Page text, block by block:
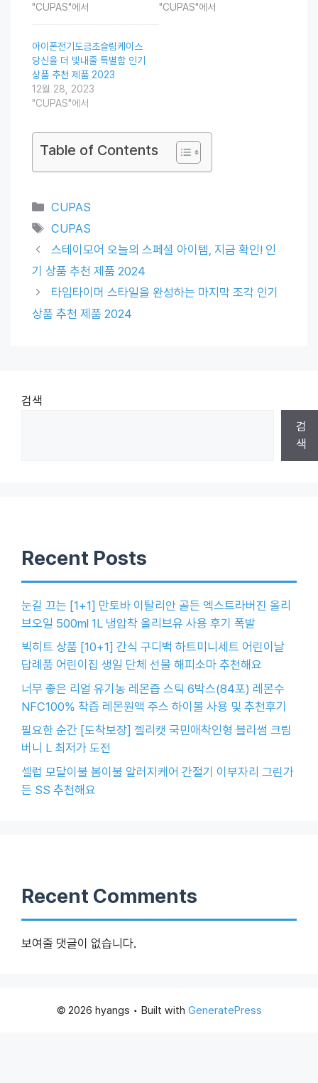
"CUPAS"에서
"CUPAS"에서
아이폰전기도금초슬림케이스
당신을 더 빛내줄 특별함 인기
상품 추천 제품 2023
12월 28, 2023
"CUPAS"에서
Table of Contents
Categories
CUPAS
Tags
CUPAS
스테이모어 오늘의 스페셜 아이템, 지금 확인! 인
기 상품 추천 제품 2024
타임타이머 스타일을 완성하는 마지막 조각 인기
상품 추천 제품 2024
검색
검
색
Recent Posts
눈길 끄는 [1+1] 만토바 이탈리안 골든 엑스트라버진 올리
브오일 500ml 1L 냉압착 올리브유 사용 후기 폭발
빅히트 상품 [10+1] 간식 구디백 하트미니세트 어린이날
답례품 어린이집 생일 단체 선물 해피소마 추천해요
너무 좋은 리얼 유기농 레몬즙 스틱 6박스(84포) 레몬수
NFC100% 착즙 레몬원액 주스 하이볼 사용 및 추천후기
필요한 순간 [도착보장] 젤리캣 국민애착인형 블라썸 크림
버니 L 최저가 도전
셀럽 모달이불 봄이불 알러지케어 간절기 이부자리 그린가
든 SS 추천해요
Recent Comments
보여줄 댓글이 없습니다.
© 2026 hyangs • Built with GeneratePress